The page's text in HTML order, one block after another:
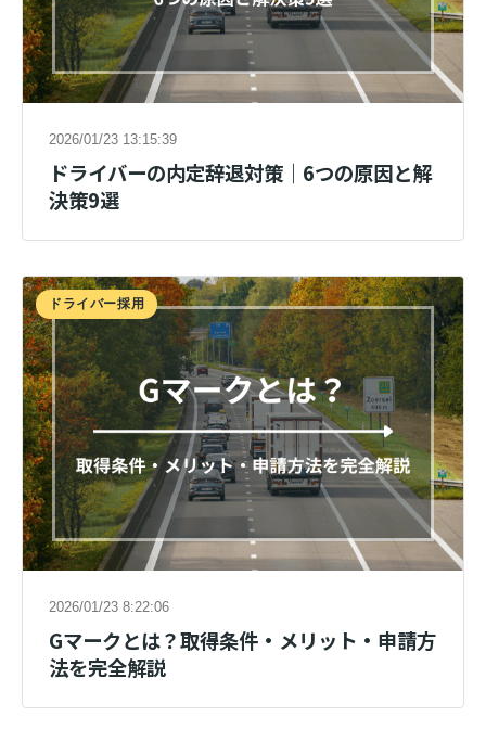
2026/01/23 13:15:39
ドライバーの内定辞退対策｜6つの原因と解
決策9選
ドライバー採用
2026/01/23 8:22:06
Gマークとは？取得条件・メリット・申請方
法を完全解説